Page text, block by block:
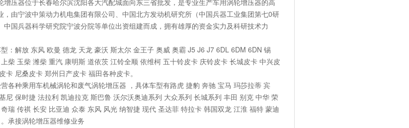
增压器位于长春哈尔滨沈阳各大汽配城面向东三省批发，是专业生产车用涡轮增压器的高
，由宁波中策动力机电集团有限公司、中国北方发动机研究所（中国兵器工业集团第七0研
中国兵器科学研究院宁波分院等单位出资组建而成，拥有雄厚的资金实力及科研技术力
：解放 东风 欧曼 德龙 天龙 豪沃 斯太尔 金王子 奥威 奥霸 J5 J6 J7 6DL 6DM 6DN 锡
柴 玉柴 潍柴 重汽 康明斯 道依茨 江铃全顺 依维柯 五十铃皮卡 庆铃皮卡 长城皮卡 中兴皮
卡 尼桑皮卡 郑州日产皮卡 福田各种皮卡。
各种乘用车机械涡轮和废气涡轮增压器 ，具体车型有路虎 捷豹 奔驰 宝马 玛莎拉蒂 宾
尼 保时捷 法拉利 凯迪拉克 斯巴鲁 沃尔沃奥迪系列 大众系列 长城系列 丰田 别克 中华 荣
瑞 传祺 长安 比亚迪 众泰 东风 风光 纳智捷 现代 圣达菲 特拉卡 韩国双龙 江淮 福特 蒙迪
承接涡轮增压器维修业务